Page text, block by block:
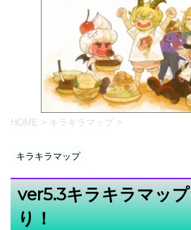
HOME > キラキラマップ >
キラキラマップ
ver5.3キラキラマッ
り！